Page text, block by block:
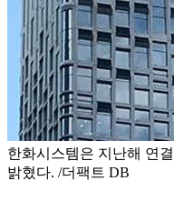
한화시스템은 지난해 연
밝혔다. /더팩트 DB